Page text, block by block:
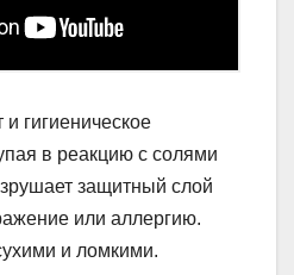
гигиеническое
в реакцию с солями
защитный слой
или аллергию.
и ломкими.